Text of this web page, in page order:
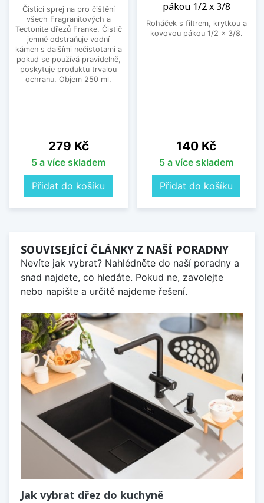
Čisticí sprej na pro čištění
všech Fragranitových a
Tectonite dřezů Franke. Čistič
jemně odstraňuje vodní
kámen s dalšími nečistotami a
pokud se používá pravidelně,
poskytuje produktu trvalou
ochranu. Objem 250 ml.
Cena
279 Kč
5 a více skladem
Přidat do košíku
pákou 1/2 x 3/8
Roháček s filtrem, krytkou a
kovovou pákou 1/2 x 3/8.
Cena
140 Kč
5 a více skladem
Přidat do košíku
SOUVISEJÍCÍ ČLÁNKY Z NAŠÍ PORADNY
Nevíte jak vybrat? Nahlédněte do naší poradny a
snad najdete, co hledáte. Pokud ne, zavolejte
nebo napište a určitě najdeme řešení.
Jak vybrat dřez do kuchyně